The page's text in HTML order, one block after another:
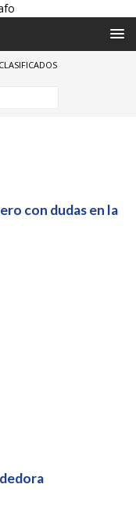
con dudas en la